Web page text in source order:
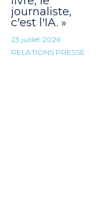
English
journaliste,
c'est l'IA. »
23 juillet 2026·
RELATIONS PRESSE